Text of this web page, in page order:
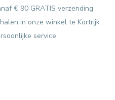
€ 90 GRATIS verzending
in onze winkel te Kortrijk
service